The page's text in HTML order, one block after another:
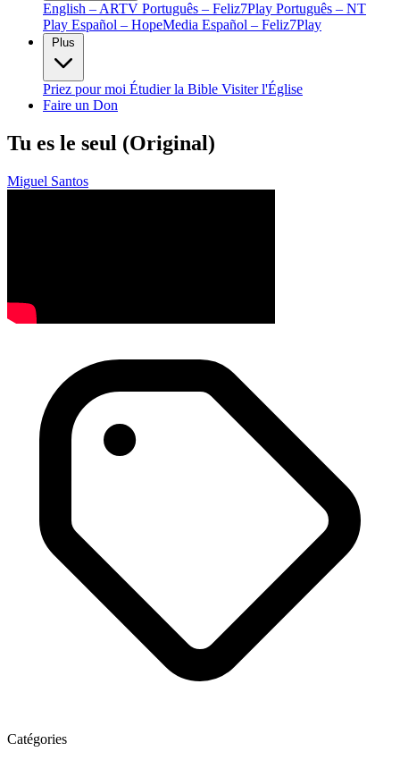
English – ARTV Português – Feliz7Play Português – NT
Play Español – HopeMedia Español – Feliz7Play
Plus
Priez pour moi Étudier la Bible Visiter l'Église
Faire un Don
Tu es le seul (Original)
Miguel Santos
Catégories